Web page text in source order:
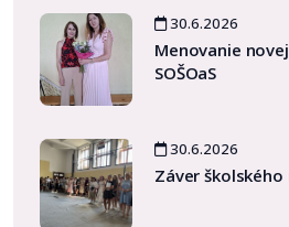
30.6.2026
Menovanie
SOŠOaS
30.6.2026
Záver školského